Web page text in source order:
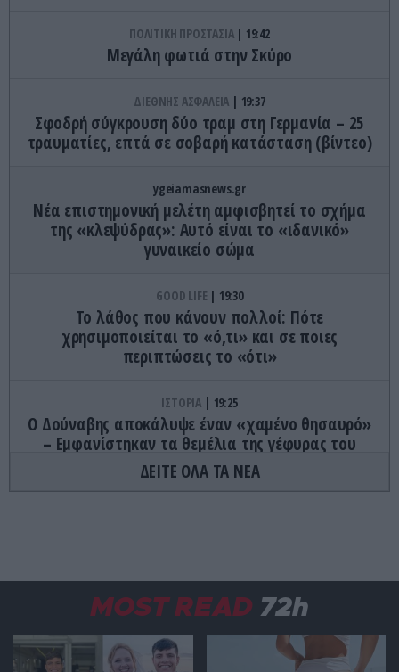
ΠΟΛΙΤΙΚΗ ΠΡΟΣΤΑΣΙΑ 19:42
Μεγάλη φωτιά στην Σκύρο
ΔΙΕΘΝΗΣ ΑΣΦΑΛΕΙΑ 19:37
Σφοδρή σύγκρουση δύο τραμ στη Γερμανία – 25
τραυματίες, επτά σε σοβαρή κατάσταση (βίντεο)
ygeiamasnews.gr
Νέα επιστημονική μελέτη αμφισβητεί το σχήμα
της «κλεψύδρας»: Αυτό είναι το «ιδανικό»
γυναικείο σώμα
GOOD LIFE 19:30
Το λάθος που κάνουν πολλοί: Πότε
χρησιμοποιείται το «ό,τι» και σε ποιες
περιπτώσεις το «ότι»
ΙΣΤΟΡΙΑ 19:25
Ο Δούναβης αποκάλυψε έναν «χαμένο θησαυρό»
– Εμφανίστηκαν τα θεμέλια της γέφυρας του
Μεγάλου Κωνσταντίνου (φώτο)
ΙΣΤΟΡΙΑ 19:15
Το φαινόμενο Rolligon: Το φορτηγό του 1953 που
περνούσε πάνω από ανθρώπους χωρίς να τους
τραυματίζει
ΔΕΙΤΕ ΟΛΑ ΤΑ ΝΕΑ
MOST READ 72h